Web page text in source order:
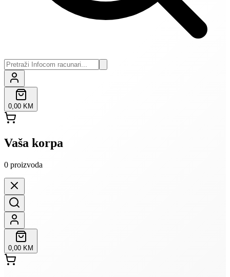
0,00 KM
Vaša korpa
0 proizvoda
0,00 KM